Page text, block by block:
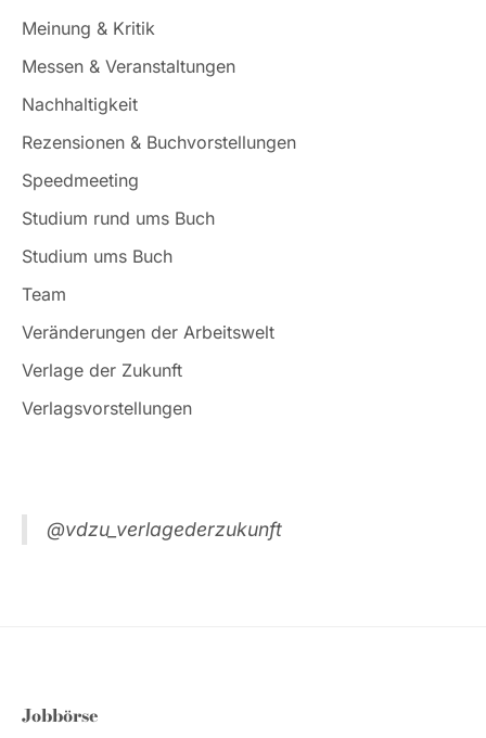
Meinung & Kritik
Messen & Veranstaltungen
Nachhaltigkeit
Rezensionen & Buchvorstellungen
Speedmeeting
Studium rund ums Buch
Studium ums Buch
Team
Veränderungen der Arbeitswelt
Verlage der Zukunft
Verlagsvorstellungen
@vdzu_verlagederzukunft
Jobbörse